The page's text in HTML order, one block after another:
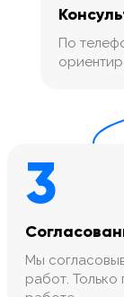
По
3
Мы
работ. Только